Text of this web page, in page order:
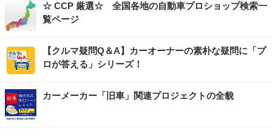
☆ CCP 厳選☆ 全国各地の自動車プロショップ検索一
覧ページ
【クルマ疑問Q＆A】カーオーナーの素朴な疑問に「プ
ロが答える」シリーズ！
カーメーカー「旧車」関連プロジェクトの全貌